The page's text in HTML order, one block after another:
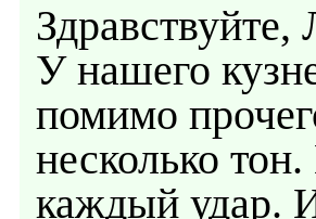
Здравствуйте,
У нашего
помимо
несколько
каждый удар.